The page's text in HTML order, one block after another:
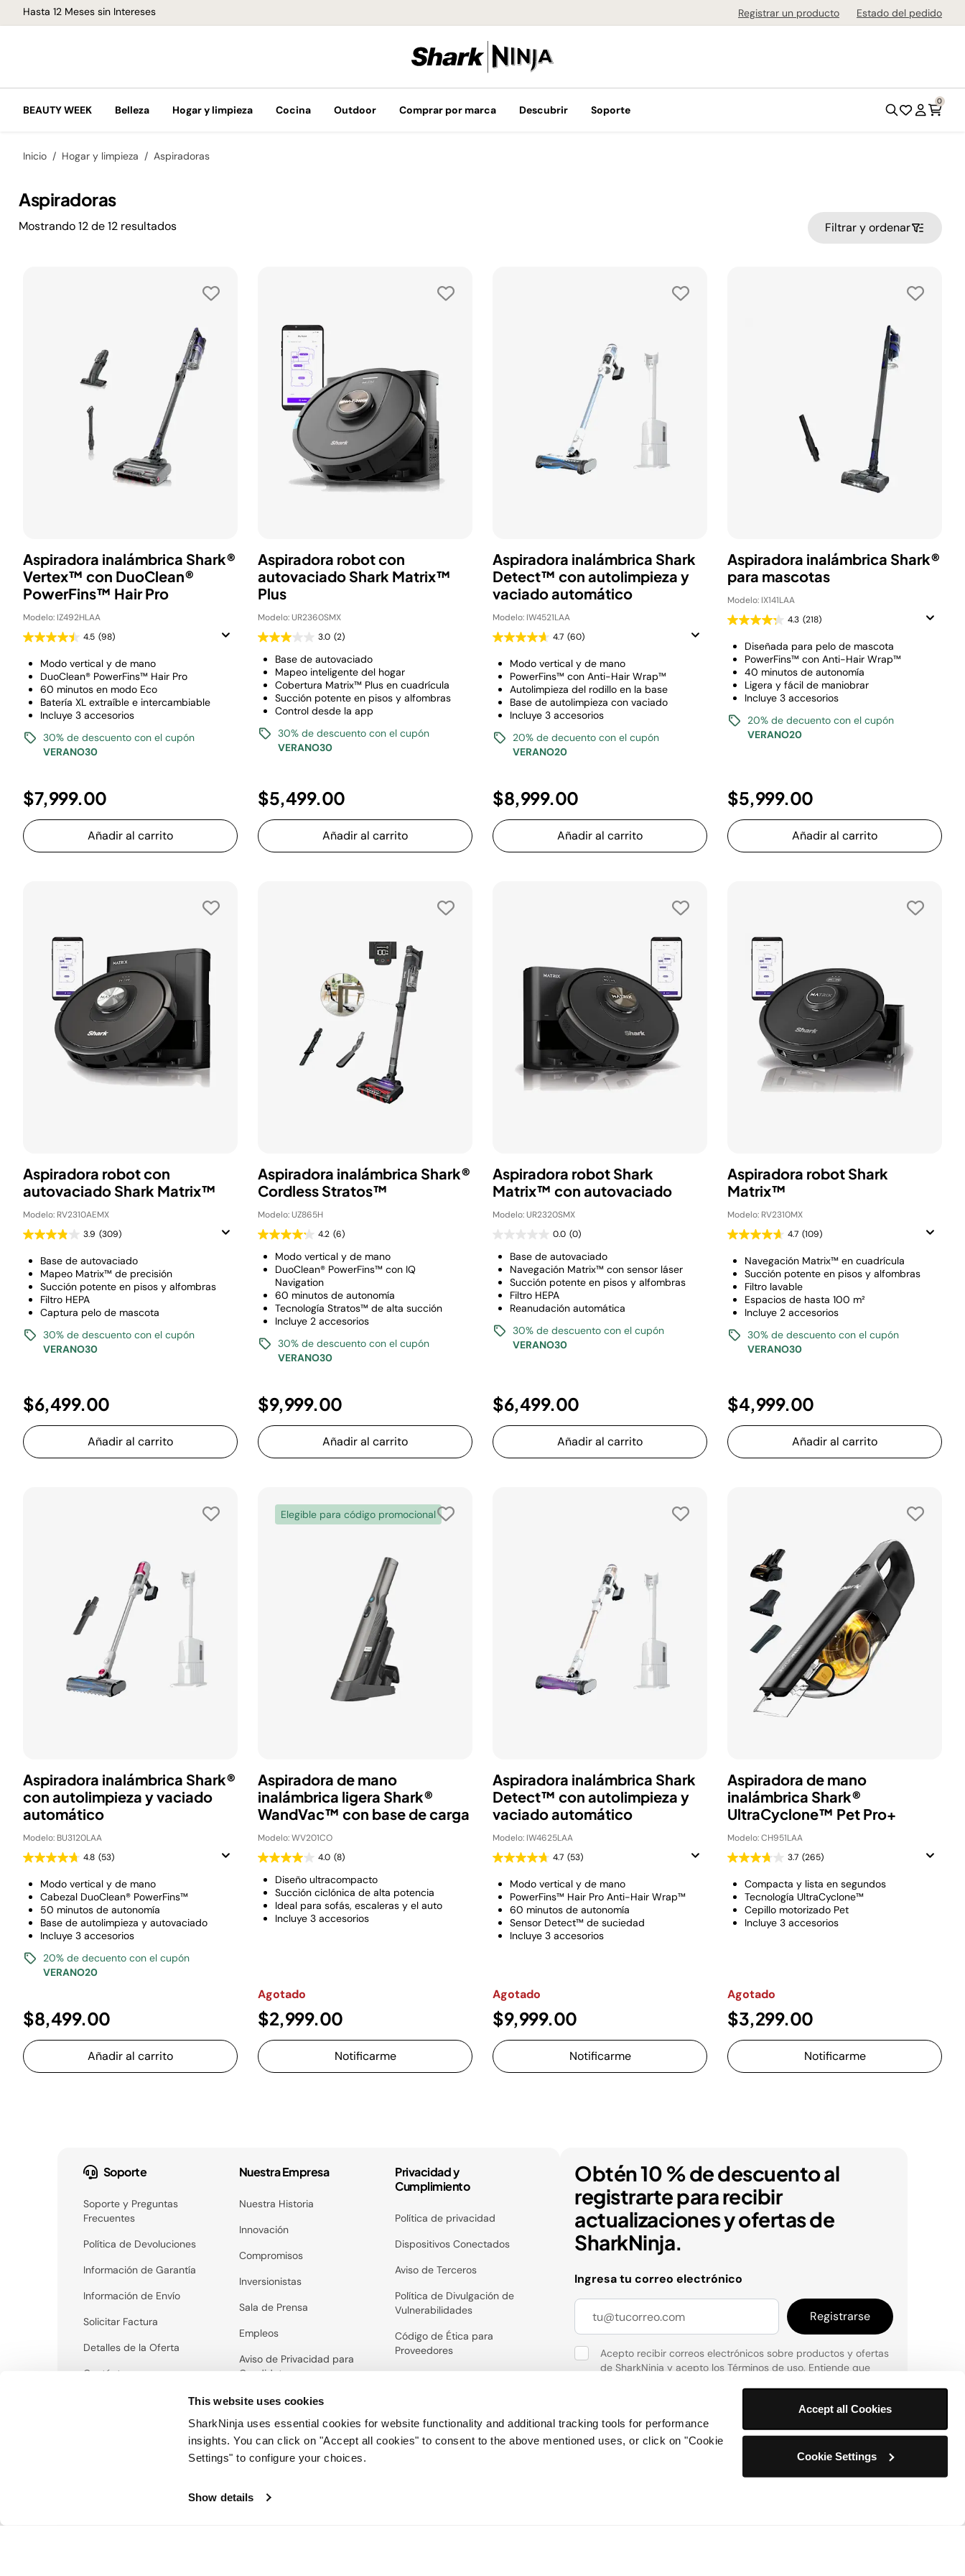
This website uses cookies
SharkNinja uses essential cookies for website functionality and additional tracking tools for performance
insights. You can click on "Accept all cookies" to consent to the above mentioned uses, or click on "Cookie
Settings" to configure your choices.
Show details
Accept all Cookies
Cookie Settings
Hasta 12 Meses sin Intereses ¡Envíos GRATIS de 1-3 días en todo el país!Registrar un producto Estado del pedido
BEAUTY WEEK Belleza Hogar y limpieza Cocina Outdoor Comprar por marca Descubrir Soporte
0
Inicio Hogar y limpieza Aspiradoras
Aspiradoras
Mostrando12de12 resultados Filtrar y ordenar
Aspiradora inalámbrica Shark®
Vertex™ con DuoClean®
PowerFins™ Hair Pro
Modelo: IZ492HLAA
4.5 (98)
Modo vertical y de mano
DuoClean® PowerFins™ Hair Pro
60 minutos en modo Eco
Batería XL extraíble e intercambiable
Incluye 3 accesorios
30% de descuento con el cupón
VERANO30
$7,999.00
Añadir al carrito
Aspiradora robot con
autovaciado Shark Matrix™
Plus
Modelo: UR2360SMX
3.0 (2)
Base de autovaciado
Mapeo inteligente del hogar
Cobertura Matrix™ Plus en cuadrícula
Succión potente en pisos y alfombras
Control desde la app
30% de descuento con el cupón
VERANO30
$5,499.00
Añadir al carrito
Aspiradora inalámbrica Shark
Detect™ con autolimpieza y
vaciado automático
Modelo: IW4521LAA
4.7 (60)
Modo vertical y de mano
PowerFins™ con Anti-Hair Wrap™
Autolimpieza del rodillo en la base
Base de autolimpieza con vaciado
Incluye 3 accesorios
20% de decuento con el cupón
VERANO20
$8,999.00
Añadir al carrito
Aspiradora inalámbrica Shark®
para mascotas
Modelo: IX141LAA
4.3 (218)
Diseñada para pelo de mascota
PowerFins™ con Anti-Hair Wrap™
40 minutos de autonomía
Ligera y fácil de maniobrar
Incluye 3 accesorios
20% de decuento con el cupón
VERANO20
$5,999.00
Añadir al carrito
Aspiradora robot con
autovaciado Shark Matrix™
Modelo: RV2310AEMX
3.9 (309)
Base de autovaciado
Mapeo Matrix™ de precisión
Succión potente en pisos y alfombras
Filtro HEPA
Captura pelo de mascota
30% de descuento con el cupón
VERANO30
$6,499.00
Añadir al carrito
Aspiradora inalámbrica Shark®
Cordless Stratos™
Modelo: UZ865H
4.2 (6)
Modo vertical y de mano
DuoClean® PowerFins™ con IQ
Navigation
60 minutos de autonomía
Tecnología Stratos™ de alta succión
Incluye 2 accesorios
30% de descuento con el cupón
VERANO30
$9,999.00
Añadir al carrito
Aspiradora robot Shark
Matrix™ con autovaciado
Modelo: UR2320SMX
0.0 (0)
Base de autovaciado
Navegación Matrix™ con sensor láser
Succión potente en pisos y alfombras
Filtro HEPA
Reanudación automática
30% de descuento con el cupón
VERANO30
$6,499.00
Añadir al carrito
Aspiradora robot Shark
Matrix™
Modelo: RV2310MX
4.7 (109)
Navegación Matrix™ en cuadrícula
Succión potente en pisos y alfombras
Filtro lavable
Espacios de hasta 100 m²
Incluye 2 accesorios
30% de descuento con el cupón
VERANO30
$4,999.00
Añadir al carrito
Aspiradora inalámbrica Shark®
con autolimpieza y vaciado
automático
Modelo: BU3120LAA
4.8 (53)
Modo vertical y de mano
Cabezal DuoClean® PowerFins™
50 minutos de autonomía
Base de autolimpieza y autovaciado
Incluye 3 accesorios
20% de decuento con el cupón
VERANO20
$8,499.00
Añadir al carrito
Elegible para código promocional
Aspiradora de mano
inalámbrica ligera Shark®
WandVac™ con base de carga
Modelo: WV201CO
4.0 (8)
Diseño ultracompacto
Succión ciclónica de alta potencia
Ideal para sofás, escaleras y el auto
Incluye 3 accesorios
Agotado
$2,999.00
Notificarme
Aspiradora inalámbrica Shark
Detect™ con autolimpieza y
vaciado automático
Modelo: IW4625LAA
4.7 (53)
Modo vertical y de mano
PowerFins™ Hair Pro Anti-Hair Wrap™
60 minutos de autonomía
Sensor Detect™ de suciedad
Incluye 3 accesorios
Agotado
$9,999.00
Notificarme
Aspiradora de mano
inalámbrica Shark®
UltraCyclone™ Pet Pro+
Modelo: CH951LAA
3.7 (265)
Compacta y lista en segundos
Tecnología UltraCyclone™
Cepillo motorizado Pet
Incluye 3 accesorios
Agotado
$3,299.00
Notificarme
Soporte
Soporte y Preguntas
Frecuentes
Política de Devoluciones
Información de Garantía
Información de Envío
Solicitar Factura
Detalles de la Oferta
Contáctanos
Nuestra Empresa
Nuestra Historia
Innovación
Compromisos
Inversionistas
Sala de Prensa
Empleos
Aviso de Privacidad para
Candidatos
Privacidad y
Cumplimiento
Política de privacidad
Dispositivos Conectados
Aviso de Terceros
Política de Divulgación de
Vulnerabilidades
Código de Ética para
Proveedores
Obtén 10 % de descuento al
registrarte para recibir
actualizaciones y ofertas de
SharkNinja.
Ingresa tu correo electrónico
Registrarse
Acepto recibir correos electrónicos sobre productos y ofertas
de SharkNinja y acepto los Términos de uso. Entiende que
Para obtener información sobre cómo procesamos y protegemos su
información personal, visite nuestra política de privacidad